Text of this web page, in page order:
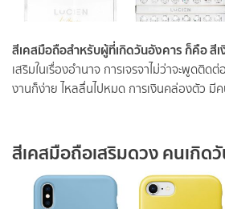
สีเคสมือถือสำหรับผู้ที่เกิดวันอังคาร ก็คือ สี
เสริมในเรื่องอำนาจ การเจรจาไม่ว่าจะพูดติ
งานก็ง่าย ไหลลื่นไปหมด การเงินคล่องตัว
สีเคสมือถือเสริมดวง คนเกิด